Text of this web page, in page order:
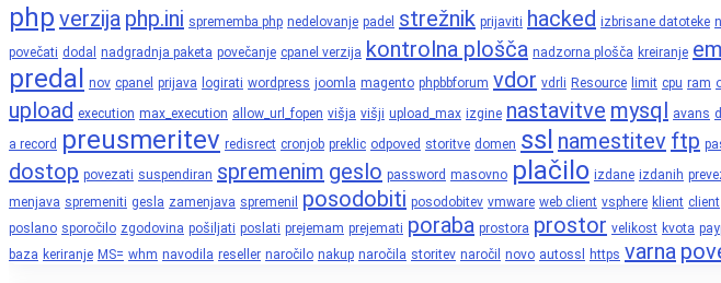
php verzija php.ini sprememba php nedelovanje padel strežnik prijaviti hacked izbrisane datoteke
povečati dodal nadgradnja paketa povečanje cpanel verzija kontrolna plošča nadzorna plošča kreiranje
predal nov cpanel prijava logirati wordpress joomla magento phpbbforum vdor vdrli Resource limit cpu ram
upload execution max_execution allow_url_fopen višja višji upload_max izgine nastavitve mysql avans
a record preusmeritev redisrect cronjob preklic odpoved storitve domen ssl namestitev ftp
dostop povezati suspendiran spremenim geslo password masovno plačilo izdane izdanih
menjava spremeniti gesla zamenjava spremenil posodobiti posodobitev vmware web client vsphere klient client
poslano sporočilo zgodovina pošiljati poslati prejemam prejemati poraba prostora prostor velikost kvota
baza keriranje MS= whm navodila reseller naročilo nakup naročila storitev naročil novo autossl https varna